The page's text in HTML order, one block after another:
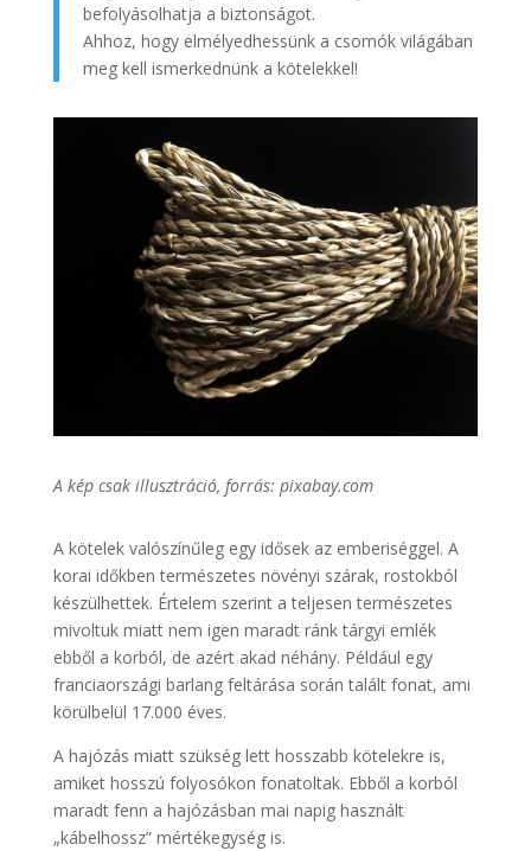
befolyásolhatja a biztonságot.
Ahhoz, hogy elmélyedhessünk a csomók világában
meg kell ismerkednünk a kötelekkel!
A kép csak illusztráció, forrás: pixabay.com
A kötelek valószínűleg egy idősek az emberiséggel. A
korai időkben természetes növényi szárak, rostokból
készülhettek. Értelem szerint a teljesen természetes
mivoltuk miatt nem igen maradt ránk tárgyi emlék
ebből a korból, de azért akad néhány. Például egy
franciaországi barlang feltárása során talált fonat, ami
körülbelül 17.000 éves.
A hajózás miatt szükség lett hosszabb kötelekre is,
amiket hosszú folyosókon fonatoltak. Ebből a korból
maradt fenn a hajózásban mai napig használt
„kábelhossz” mértékegység is.